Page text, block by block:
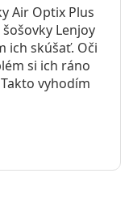
Air Optix Plus
Lenjoy
ich skúšať. Oči
si ich ráno
vyhodím